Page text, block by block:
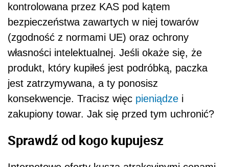
kontrolowana przez KAS pod kątem
bezpieczeństwa zawartych w niej towarów
(zgodność z normami UE) oraz ochrony
własności intelektualnej. Jeśli okaże się, że
produkt, który kupiłeś jest podróbką, paczka
jest zatrzymywana, a ty ponosisz
konsekwencje. Tracisz więc pieniądze i
zakupiony towar. Jak się przed tym uchronić?
Sprawdź od kogo kupujesz